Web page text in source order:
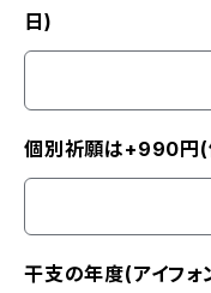
日)
個別祈願は+990円(
干支の年度(アイフ